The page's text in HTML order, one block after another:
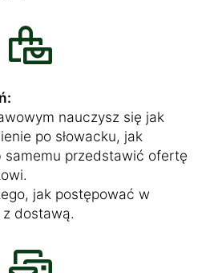
nauczysz się jak
po słowacku, jak
przedstawić ofertę
jak postępować w
dostawą.